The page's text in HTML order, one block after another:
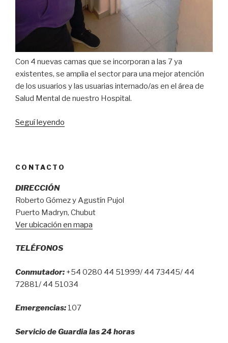
Con 4 nuevas camas que se incorporan a las 7 ya
existentes, se amplia el sector para una mejor atención
de los usuarios y las usuarias internado/as en el área de
Salud Mental de nuestro Hospital.
Seguí leyendo
CONTACTO
DIRECCIÓN
Roberto Gómez y Agustín Pujol
Puerto Madryn, Chubut
Ver ubicación en mapa
TELÉFONOS
Conmutador: +54 0280 44 51999/ 44 73445/ 44
72881/ 44 51034
Emergencias: 107
Servicio de Guardia las 24 horas